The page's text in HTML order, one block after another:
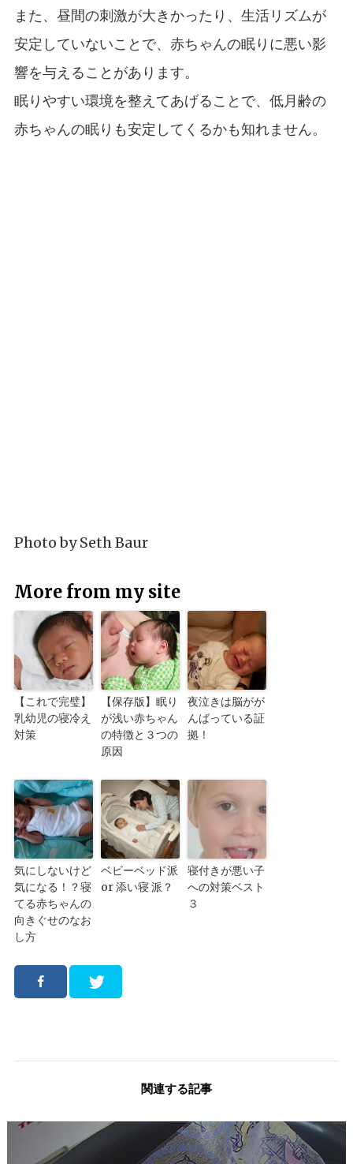
また、昼間の刺激が大きかったり、生活リズムが
安定していないことで、赤ちゃんの眠りに悪い影
響を与えることがあります。
眠りやすい環境を整えてあげることで、低月齢の
赤ちゃんの眠りも安定してくるかも知れません。
Photo bySeth Baur
More from my site
【これで完璧】
乳幼児の寝冷え
対策
【保存版】眠り
が浅い赤ちゃん
の特徴と３つの
原因
夜泣きは脳がが
んばっている証
拠！
気にしないけど
気になる！？寝
てる赤ちゃんの
向きぐせのなお
し方
ベビーベッド派
or 添い寝 派？
寝付きが悪い子
への対策ベスト
３
関連する記事